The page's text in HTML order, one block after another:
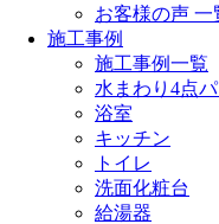
お客様の声 一
施工事例
施工事例一覧
水まわり4点
浴室
キッチン
トイレ
洗面化粧台
給湯器